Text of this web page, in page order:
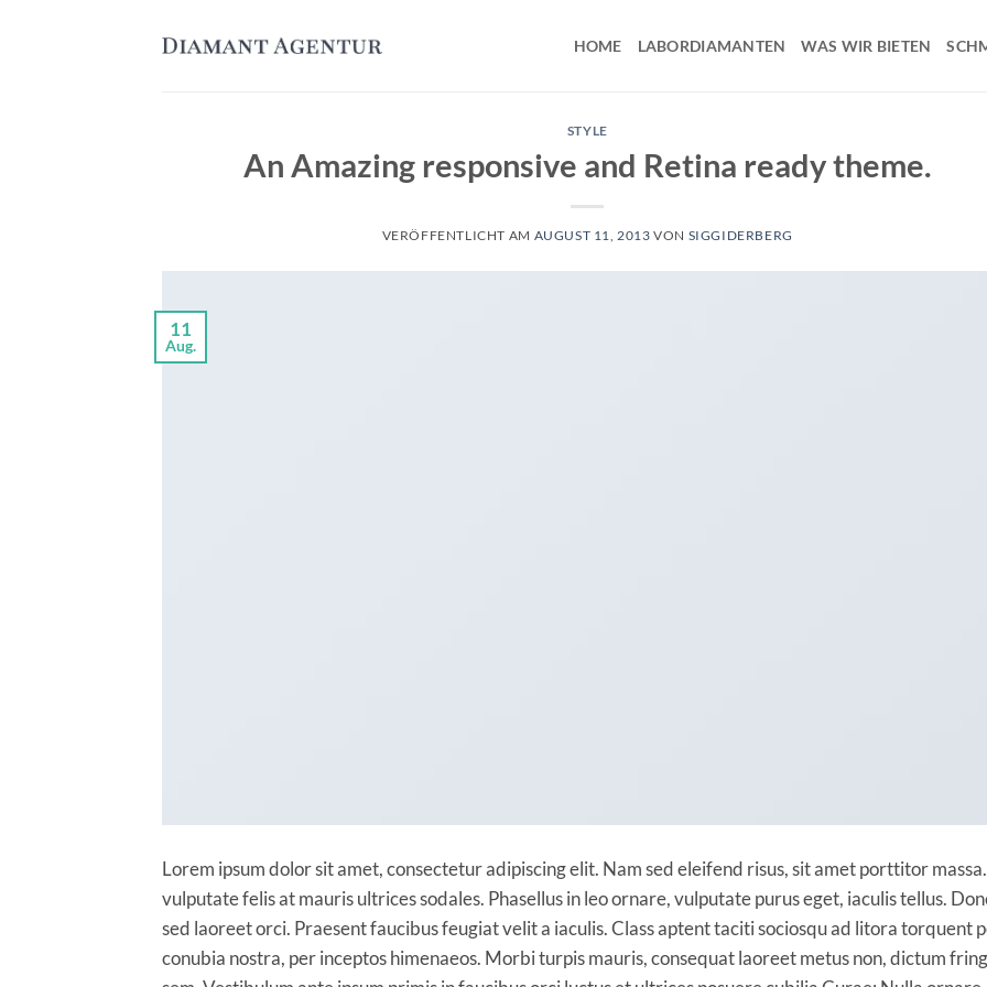
HOME LABORDIAMANTEN WAS WIR BIETEN
STYLE
An Amazing responsive and Retina ready theme.
VERÖFFENTLICHT AM AUGUST 11, 2013 VON SIGGIDERBERG
11
Aug.
Lorem ipsum dolor sit amet, consectetur adipiscing elit. Nam sed eleifend risus, sit amet porttitor
vulputate felis at mauris ultrices sodales. Phasellus in leo ornare, vulputate purus eget, iaculis tellus.
sed laoreet orci. Praesent faucibus feugiat velit a iaculis. Class aptent taciti sociosqu ad litora torquent
conubia nostra, per inceptos himenaeos. Morbi turpis mauris, consequat laoreet metus non, dictum